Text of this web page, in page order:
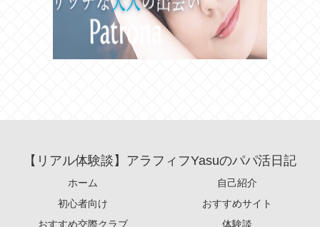
【リアル体験談】アラフィフYasuのパパ活日記
ホーム
自己紹介
初心者向け
おすすめサイト
おすすめ交際クラブ
体験談